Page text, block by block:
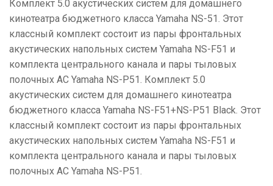
Комплект 5.0 акустических систем для домашнего
кинотеатра бюджетного класса Yamaha NS-51. Этот
классный комплект состоит из пары фронтальных
акустических напольных систем Yamaha NS-F51 и
комплекта центрального канала и пары тыловых
полочных АС Yamaha NS-P51. Комплект 5.0
акустических систем для домашнего кинотеатра
бюджетного класса Yamaha NS-F51+NS-P51 Black. Этот
классный комплект состоит из пары фронтальных
акустических напольных систем Yamaha NS-F51 и
комплекта центрального канала и пары тыловых
полочных АС Yamaha NS-P51.